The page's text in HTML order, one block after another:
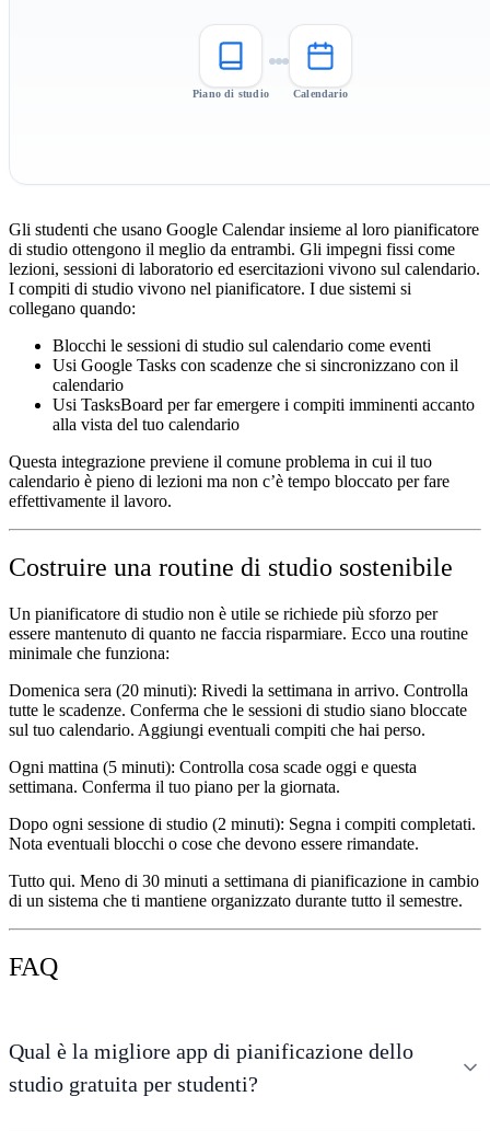
Piano di studio Calendario
Gli studenti che usano Google Calendar insieme al loro pianificatore
di studio ottengono il meglio da entrambi. Gli impegni fissi come
lezioni, sessioni di laboratorio ed esercitazioni vivono sul calendario.
I compiti di studio vivono nel pianificatore. I due sistemi si
collegano quando:
Blocchi le sessioni di studio sul calendario come eventi
Usi Google Tasks con scadenze che si sincronizzano con il
calendario
Usi TasksBoard per far emergere i compiti imminenti accanto
alla vista del tuo calendario
Questa integrazione previene il comune problema in cui il tuo
calendario è pieno di lezioni ma non c’è tempo bloccato per fare
effettivamente il lavoro.
Costruire una routine di studio sostenibile
Un pianificatore di studio non è utile se richiede più sforzo per
essere mantenuto di quanto ne faccia risparmiare. Ecco una routine
minimale che funziona:
Domenica sera (20 minuti): Rivedi la settimana in arrivo. Controlla
tutte le scadenze. Conferma che le sessioni di studio siano bloccate
sul tuo calendario. Aggiungi eventuali compiti che hai perso.
Ogni mattina (5 minuti): Controlla cosa scade oggi e questa
settimana. Conferma il tuo piano per la giornata.
Dopo ogni sessione di studio (2 minuti): Segna i compiti completati.
Nota eventuali blocchi o cose che devono essere rimandate.
Tutto qui. Meno di 30 minuti a settimana di pianificazione in cambio
di un sistema che ti mantiene organizzato durante tutto il semestre.
FAQ
Qual è la migliore app di pianificazione dello
studio gratuita per studenti?